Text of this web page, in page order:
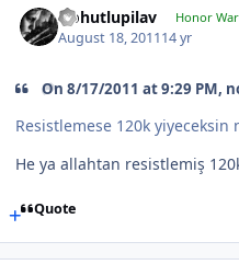
Nohutlupilav Honor
August 18, 201114 yr
On 8/17/2011 at 9:29 PM,
Resistlemese 120k yiyeceksin
He ya allahtan resistlemiş
Quote